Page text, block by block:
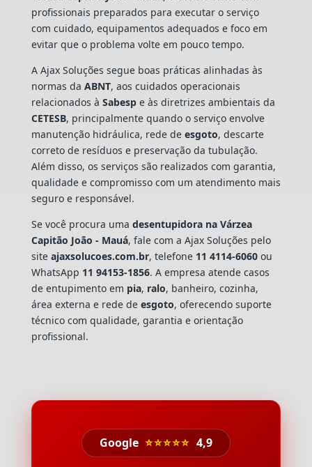
profissionais preparados para executar o serviço
com cuidado, equipamentos adequados e foco em
evitar que o problema volte em pouco tempo.
A Ajax Soluções segue boas práticas alinhadas às
normas da ABNT, aos cuidados operacionais
relacionados à Sabespe às diretrizes ambientais da
CETESB, principalmente quando o serviço envolve
manutenção hidráulica, rede de esgoto, descarte
correto de resíduos e preservação da tubulação.
Além disso, os serviços são realizados com garantia,
qualidade e compromisso com um atendimento mais
seguro e responsável.
Se você procura uma desentupidora na Várzea
Capitão João - Mauá, fale com a Ajax Soluções pelo
site ajaxsolucoes.com.br, telefone 11 4114-6060ou
WhatsApp 11 94153-1856. A empresa atende casos
de entupimento em pia, ralo, banheiro, cozinha,
área externa e rede de esgoto, oferecendo suporte
técnico com qualidade, garantia e orientação
profissional.
Google ⭐⭐⭐⭐⭐ 4,9